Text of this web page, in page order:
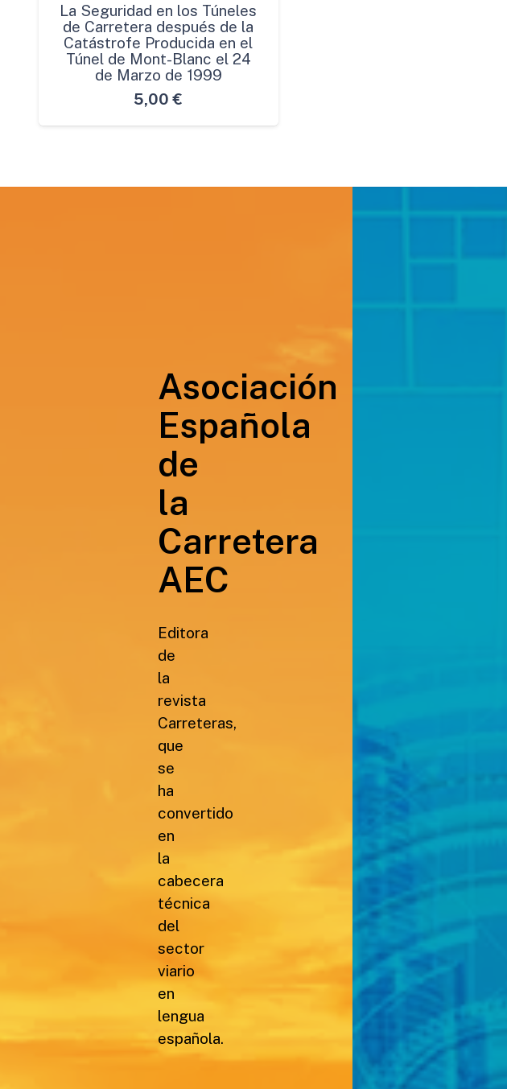
La Seguridad en los Túneles
de Carretera después de la
Catástrofe Producida en el
Túnel de Mont-Blanc el 24
de Marzo de 1999
5,00 €
Asociación
Española
de
la
Carretera
AEC
Editora
de
la
revista
Carreteras,
que
se
ha
convertido
en
la
cabecera
técnica
del
sector
viario
en
lengua
española.